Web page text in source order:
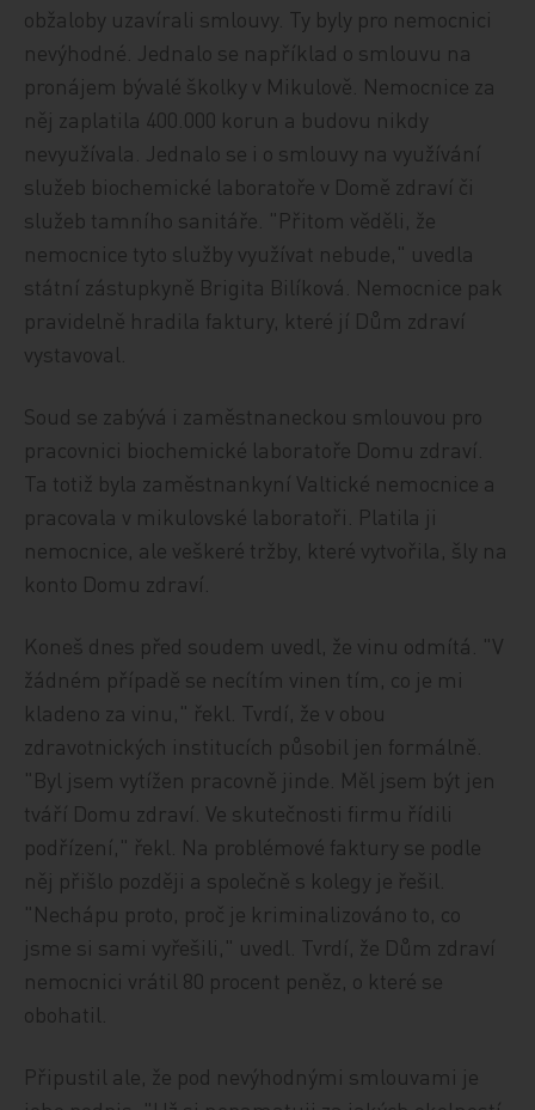
obžaloby uzavírali smlouvy. Ty byly pro nemocnici
nevýhodné. Jednalo se například o smlouvu na
pronájem bývalé školky v Mikulově. Nemocnice za
něj zaplatila 400.000 korun a budovu nikdy
nevyužívala. Jednalo se i o smlouvy na využívání
služeb biochemické laboratoře v Domě zdraví či
služeb tamního sanitáře. "Přitom věděli, že
nemocnice tyto služby využívat nebude," uvedla
státní zástupkyně Brigita Bilíková. Nemocnice pak
pravidelně hradila faktury, které jí Dům zdraví
vystavoval.
Soud se zabývá i zaměstnaneckou smlouvou pro
pracovnici biochemické laboratoře Domu zdraví.
Ta totiž byla zaměstnankyní Valtické nemocnice a
pracovala v mikulovské laboratoři. Platila ji
nemocnice, ale veškeré tržby, které vytvořila, šly na
konto Domu zdraví.
Koneš dnes před soudem uvedl, že vinu odmítá. "V
žádném případě se necítím vinen tím, co je mi
kladeno za vinu," řekl. Tvrdí, že v obou
zdravotnických institucích působil jen formálně.
"Byl jsem vytížen pracovně jinde. Měl jsem být jen
tváří Domu zdraví. Ve skutečnosti firmu řídili
podřízení," řekl. Na problémové faktury se podle
něj přišlo později a společně s kolegy je řešil.
"Nechápu proto, proč je kriminalizováno to, co
jsme si sami vyřešili," uvedl. Tvrdí, že Dům zdraví
nemocnici vrátil 80 procent peněz, o které se
obohatil.
Připustil ale, že pod nevýhodnými smlouvami je